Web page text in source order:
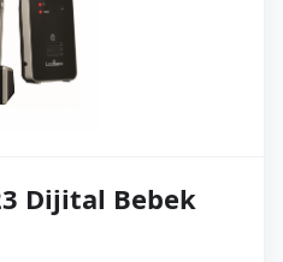
Dijital Bebek